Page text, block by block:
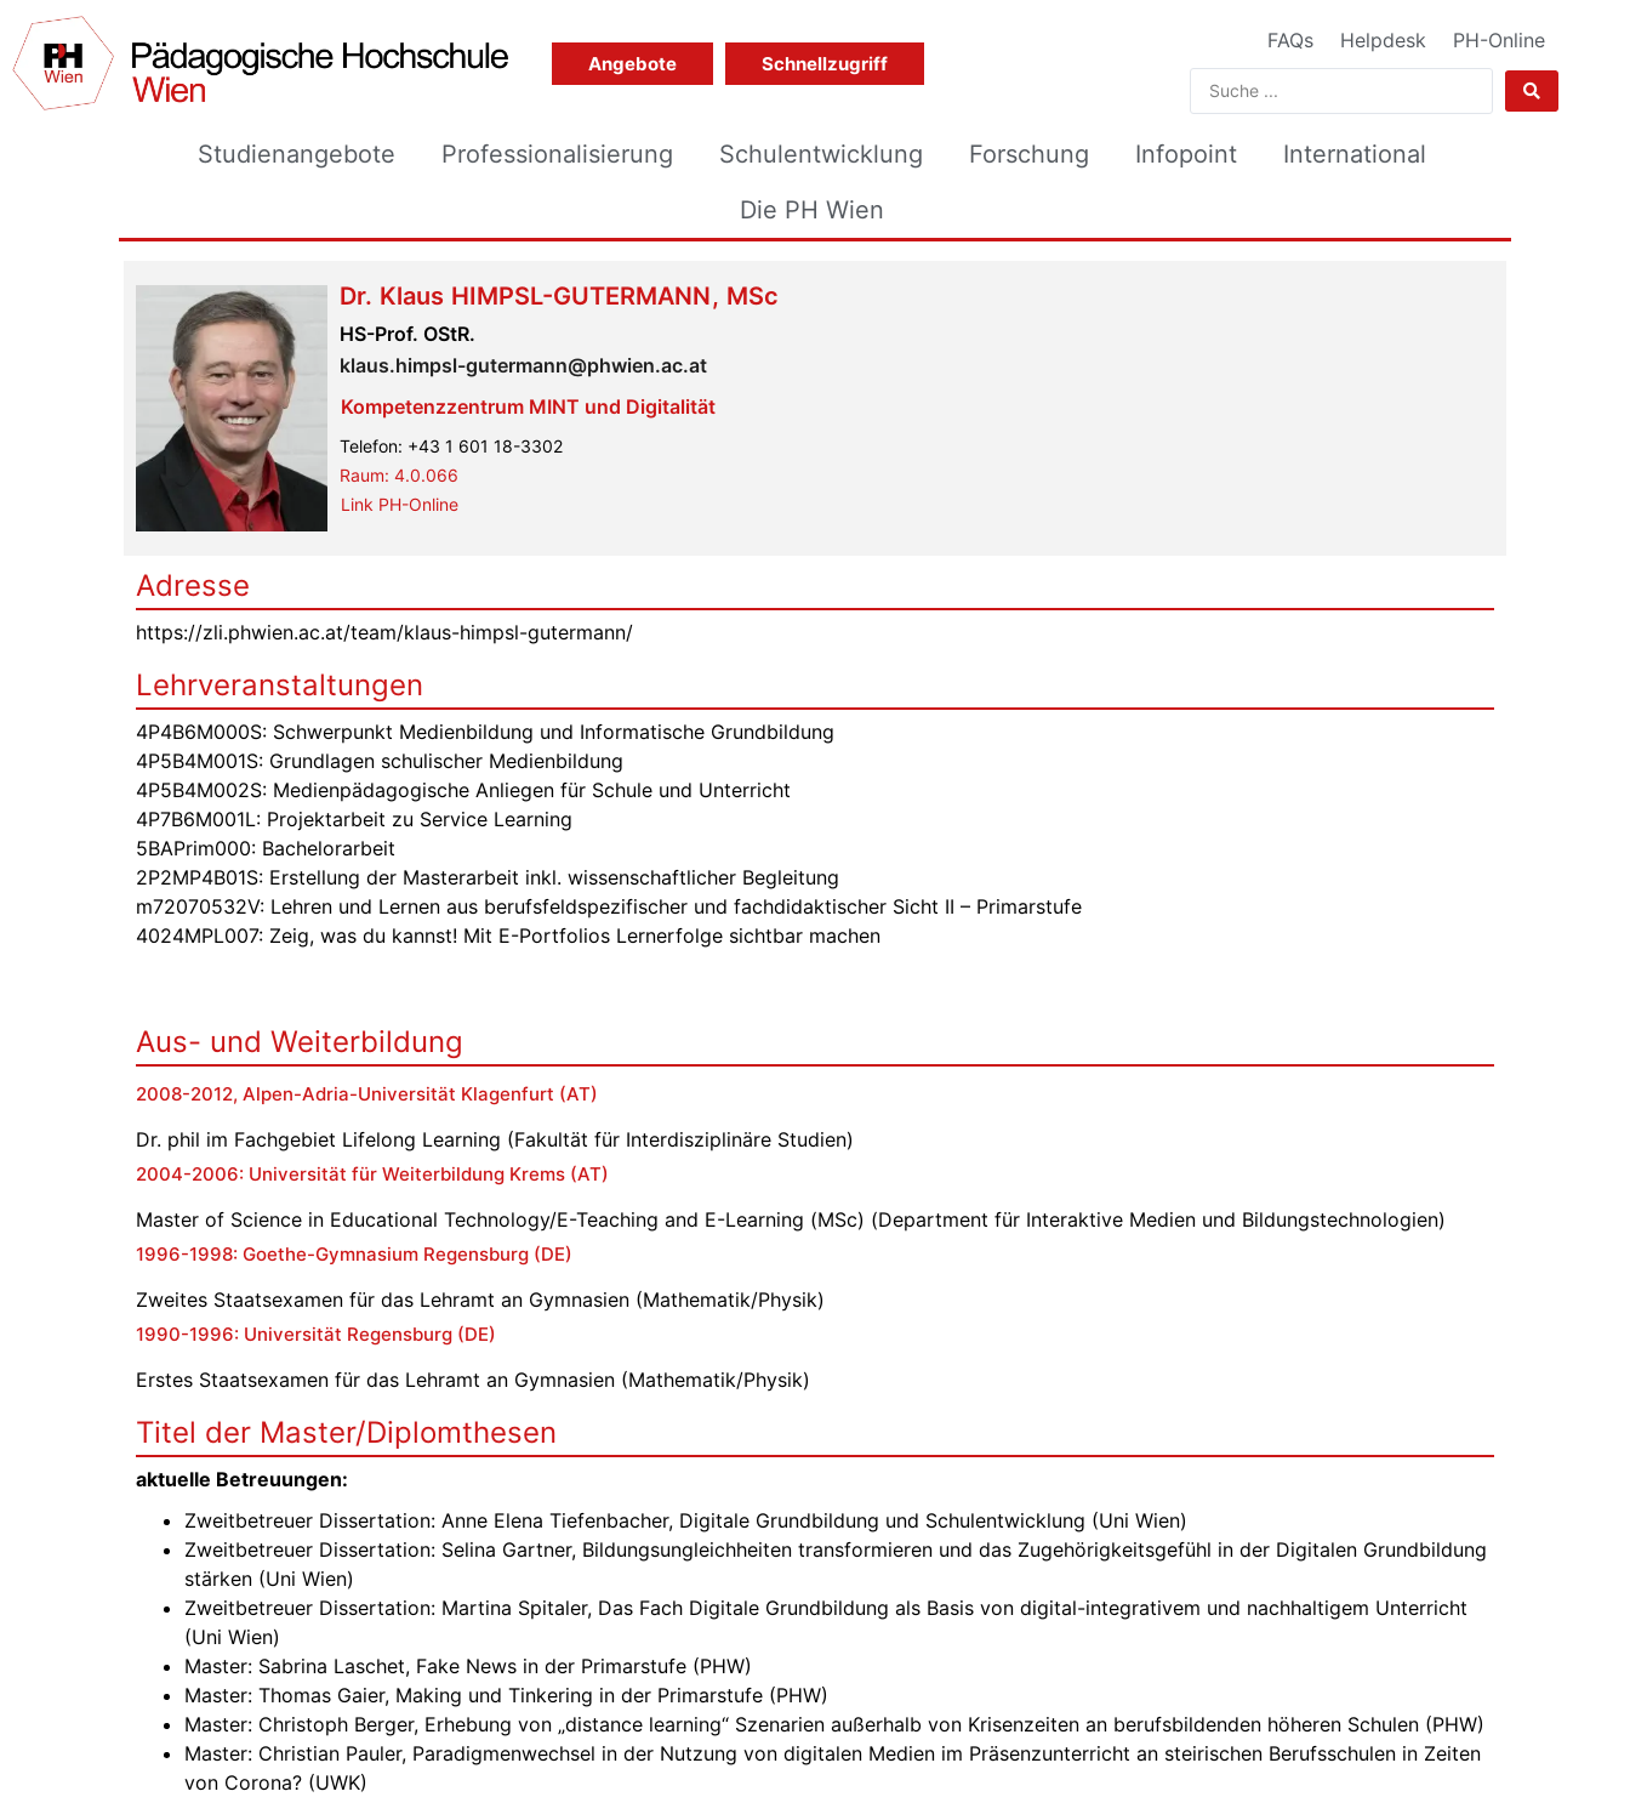
Angebote Schnellzugriff
FAQs Helpdesk PH-Online
Studienangebote Professionalisierung Schulentwicklung Forschung Infopoint
International
Die PH Wien
Dr. Klaus HIMPSL-GUTERMANN, MSc
HS-Prof. OStR.
klaus.himpsl-gutermann@phwien.ac.at
Kompetenzzentrum MINT und Digitalität
Telefon: +43 1 601 18-3302
Raum: 4.0.066
Link PH-Online
Adresse
https://zli.phwien.ac.at/team/klaus-himpsl-gutermann/
Lehrveranstaltungen
4P4B6M000S: Schwerpunkt Medienbildung und Informatische Grundbildung
4P5B4M001S: Grundlagen schulischer Medienbildung
4P5B4M002S: Medienpädagogische Anliegen für Schule und Unterricht
4P7B6M001L: Projektarbeit zu Service Learning
5BAPrim000: Bachelorarbeit
2P2MP4B01S: Erstellung der Masterarbeit inkl. wissenschaftlicher Begleitung
m72070532V: Lehren und Lernen aus berufsfeldspezifischer und fachdidaktischer Sicht II – Primarstufe
4024MPL007: Zeig, was du kannst! Mit E-Portfolios Lernerfolge sichtbar machen
Aus- und Weiterbildung
2008-2012, Alpen-Adria-Universität Klagenfurt (AT)
Dr. phil im Fachgebiet Lifelong Learning (Fakultät für Interdisziplinäre Studien)
2004-2006: Universität für Weiterbildung Krems (AT)
Master of Science in Educational Technology/E-Teaching and E-Learning (MSc) (Department für Interaktive Medien und Bildungstechnologien)
1996-1998: Goethe-Gymnasium Regensburg (DE)
Zweites Staatsexamen für das Lehramt an Gymnasien (Mathematik/Physik)
1990-1996: Universität Regensburg (DE)
Erstes Staatsexamen für das Lehramt an Gymnasien (Mathematik/Physik)
Titel der Master/Diplomthesen
aktuelle Betreuungen:
Zweitbetreuer Dissertation: Anne Elena Tiefenbacher, Digitale Grundbildung und Schulentwicklung (Uni Wien)
Zweitbetreuer Dissertation: Selina Gartner, Bildungsungleichheiten transformieren und das Zugehörigkeitsgefühl in der Digitalen Grundbildung
stärken (Uni Wien)
Zweitbetreuer Dissertation: Martina Spitaler, Das Fach Digitale Grundbildung als Basis von digital-integrativem und nachhaltigem Unterricht
(Uni Wien)
Master: Sabrina Laschet, Fake News in der Primarstufe (PHW)
Master: Thomas Gaier, Making und Tinkering in der Primarstufe (PHW)
Master: Christoph Berger, Erhebung von „distance learning“ Szenarien außerhalb von Krisenzeiten an berufsbildenden höheren Schulen (PHW)
Master: Christian Pauler, Paradigmenwechsel in der Nutzung von digitalen Medien im Präsenzunterricht an steirischen Berufsschulen in Zeiten
von Corona? (UWK)